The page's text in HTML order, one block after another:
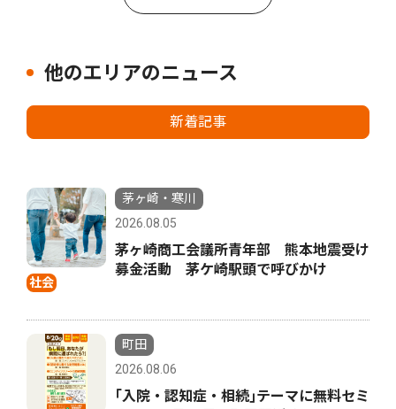
他のエリアのニュース
新着記事
社会
茅ヶ崎・寒川
2026.08.05
茅ヶ崎商工会議所青年部 熊本地震受け
募金活動 茅ケ崎駅頭で呼びかけ
町田
2026.08.06
｢入院・認知症・相続｣テーマに無料セミ